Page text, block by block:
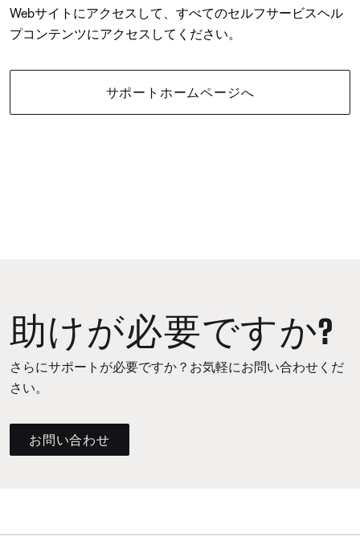
Webサイトにアクセスして、すべてのセルフサービスヘル
プコンテンツにアクセスしてください。
サポートホームページへ
助けが必要ですか?
さらにサポートが必要ですか？お気軽にお問い合わせくだ
さい。
お問い合わせ